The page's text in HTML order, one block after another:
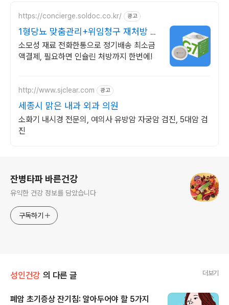
https://concierge.soldoc.co.kr/ 광고
1형당뇨 맞춤관리+위임청구 재처방 주
기 무료알림
소모성 재료 전화한통으로 정기배송 최소금
액결제, 필요하면 인슐린 처방까지 한번에!
http://www.sjclear.com 광고
세종시 맑은 내과 외과 의원
소화기 내시경 전문의, 여의사 유방암 자궁암 검진, 5대암 검
진
잔병타파 바른건강
유익한 건강 정보를 담았습니다
구독하기
성인건강 의 다른 글 더보기
폐암 초기증상 잔기침: 알아두어야 할 5가지